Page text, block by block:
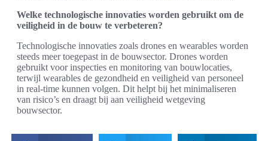
Welke technologische innovaties worden gebruikt om de
veiligheid in de bouw te verbeteren?
Technologische innovaties zoals drones en wearables worden
steeds meer toegepast in de bouwsector. Drones worden
gebruikt voor inspecties en monitoring van bouwlocaties,
terwijl wearables de gezondheid en veiligheid van personeel
in real-time kunnen volgen. Dit helpt bij het minimaliseren
van risico’s en draagt bij aan veiligheid wetgeving
bouwsector.